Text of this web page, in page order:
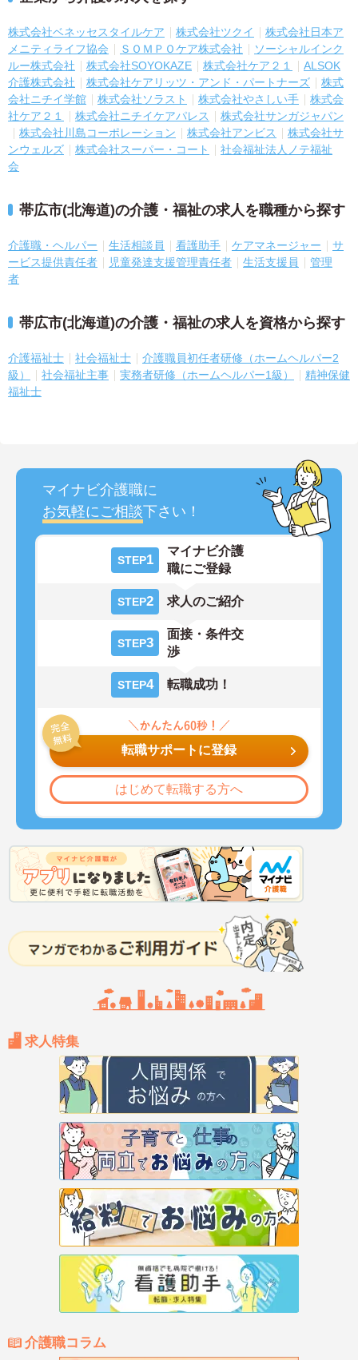
株式会社ベネッセスタイルケア 株式会社ツクイ
株式会社日本ア
メニティライフ協会
ＳＯＭＰＯケア株式会社
ソーシャルインク
ルー株式会社
株式会社SOYOKAZE 株式会社ケア２１
ALSOK
介護株式会社
株式会社ケアリッツ・アンド・パートナーズ
株式
会社ニチイ学館
株式会社ソラスト 株式会社やさしい手
株式会
社ケア２１
株式会社ニチイケアパレス
株式会社サンガジャパン
株式会社川島コーポレーション
株式会社アンビス
株式会社サ
ンウェルズ
株式会社スーパー・コート
社会福祉法人ノテ福祉
会
帯広市(北海道)の介護・福祉の求人を職種から探す
介護職・ヘルパー 生活相談員 看護助手 ケアマネージャー
サ
ービス提供責任者
児童発達支援管理責任者 生活支援員
管理
者
帯広市(北海道)の介護・福祉の求人を資格から探す
介護福祉士 社会福祉士
介護職員初任者研修（ホームヘルパー2
級）
社会福祉主事 実務者研修（ホームヘルパー1級）
精神保健
福祉士
マイナビ介護職に
お気軽にご相談下さい！
STEP1
マイナビ介護
職にご登録
STEP2 求人のご紹介
STEP3
面接・条件交
渉
STEP4 転職成功！
転職サポートに登録
はじめて転職する方へ
求人特集
介護職コラム